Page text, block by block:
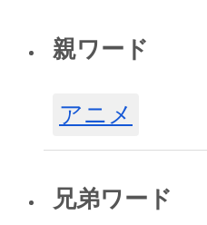
親ワード
アニメ
兄弟ワード